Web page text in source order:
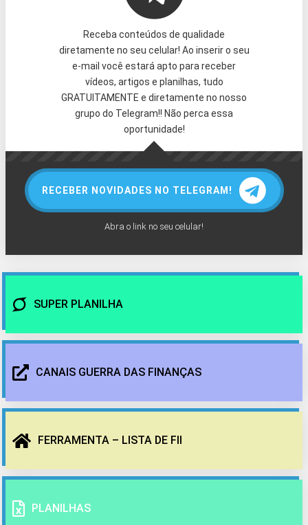
Receba conteúdos de qualidade
diretamente no seu celular! Ao inserir o seu
e-mail você estará apto para receber
vídeos, artigos e planilhas, tudo
GRATUITAMENTE e diretamente no nosso
grupo do Telegram!! Não perca essa
oportunidade!
RECEBER NOVIDADES NO TELEGRAM!
Abra o link no seu celular!
SUPER PLANILHA
CANAIS GUERRA DAS FINANÇAS
FERRAMENTA – LISTA DE FII
PLANILHAS